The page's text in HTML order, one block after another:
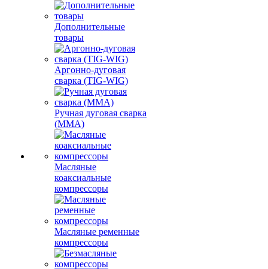
Дополнительные
товары
Аргонно-дуговая
сварка (TIG-WIG)
Ручная дуговая сварка
(MMA)
Масляные
коаксиальные
компрессоры
Масляные ременные
компрессоры